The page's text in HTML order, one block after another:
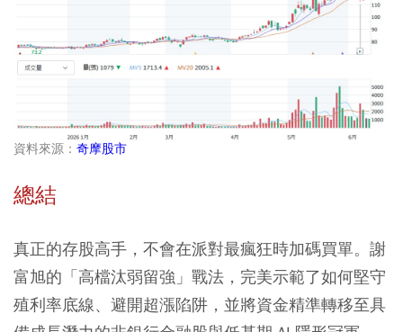
資料來源： 奇摩股市
總結
真正的存股高手，不會在派對最瘋狂時加碼買單。謝
富旭的「高檔汰弱留強」戰法，完美示範了如何堅守
殖利率底線、避開超漲陷阱，並將資金精準轉移至具